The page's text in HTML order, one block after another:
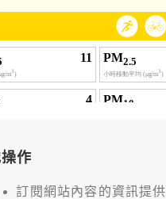
作
訂閱網站內容的資訊提供